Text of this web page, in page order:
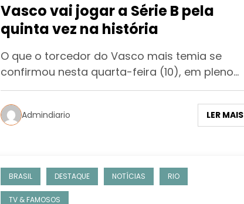
Vasco vai jogar a Série B pela
quinta vez na história
O que o torcedor do Vasco mais temia se
confirmou nesta quarta-feira (10), em pleno…
Admindiario LER MAIS
BRASIL DESTAQUE NOTÍCIAS RIO
TV & FAMOSOS